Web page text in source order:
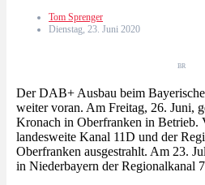
Tom Sprenger
Dienstag, 23. Juni 2020
BR
Der DAB+ Ausbau beim
weiter voran. Am Freitag, 26. Juni,
Kronach in Oberfranken in Betrieb.
landesweite Kanal 11D und der
Oberfranken ausgestrahlt. Am 23.
in Niederbayern der Regionalkanal